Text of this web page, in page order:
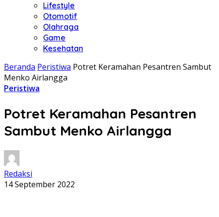
Lifestyle
Otomotif
Olahraga
Game
Kesehatan
Beranda Peristiwa Potret Keramahan Pesantren Sambut
Menko Airlangga
Peristiwa
Potret Keramahan Pesantren
Sambut Menko Airlangga
Redaksi
14 September 2022